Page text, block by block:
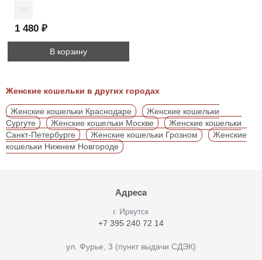
1 480 ₽
В корзину
Женские кошельки в других городах
Женские кошельки Краснодаре
Женские кошельки
Сургуте
Женские кошельки Москве
Женские кошельки
Санкт-Петербурге
Женские кошельки Грозном
Женские
кошельки Нижнем Новгороде
Адреса
г. Иркутск
+7 395 240 72 14
ул. Фурье, 3 (пункт выдачи СДЭК)